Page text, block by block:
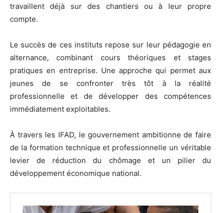
travaillent déjà sur des chantiers ou à leur propre
compte.
Le succès de ces instituts repose sur leur pédagogie en
alternance, combinant cours théoriques et stages
pratiques en entreprise. Une approche qui permet aux
jeunes de se confronter très tôt à la réalité
professionnelle et de développer des compétences
immédiatement exploitables.
À travers les IFAD, le gouvernement ambitionne de faire
de la formation technique et professionnelle un véritable
levier de réduction du chômage et un pilier du
développement économique national.